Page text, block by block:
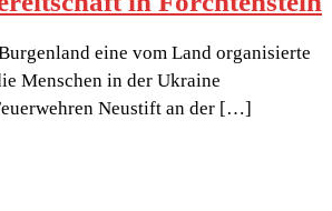
eine vom Land organisierte
Menschen in der Ukraine
Neustift an der […]